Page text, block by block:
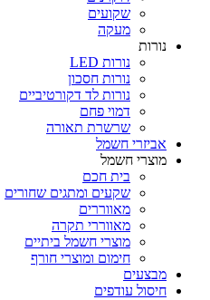
שקועים
מעקה
נורות
נורות LED
נורות חסכון
נורות לד דקורטיביים
דמוי פחם
שרשרת תאורה
אביזרי חשמל
מוצרי חשמל
בית חכם
שקעים ומתגים שחורים
מאווררים
מאווררי תקרה
מוצרי חשמל ביתיים
חימום ומוצרי חורף
מבצעים
חיסול עודפים